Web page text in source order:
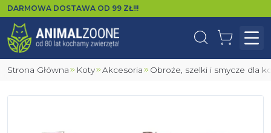
DARMOWA DOSTAWA OD 99 ZŁ!!!
WyszukajKoszyk
Strona Główna Koty Akcesoria Obroże, szelki i smycze dla